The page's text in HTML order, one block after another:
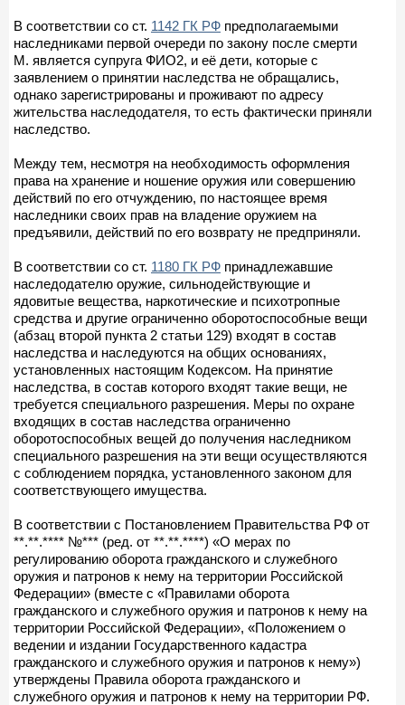
В соответствии со ст. 1142 ГК РФ предполагаемыми
наследниками первой очереди по закону после смерти
М. является супруга ФИО2, и её дети, которые с
заявлением о принятии наследства не обращались,
однако зарегистрированы и проживают по адресу
жительства наследодателя, то есть фактически приняли
наследство.
Между тем, несмотря на необходимость оформления
права на хранение и ношение оружия или совершению
действий по его отчуждению, по настоящее время
наследники своих прав на владение оружием на
предъявили, действий по его возврату не предприняли.
В соответствии со ст. 1180 ГК РФ принадлежавшие
наследодателю оружие, сильнодействующие и
ядовитые вещества, наркотические и психотропные
средства и другие ограниченно оборотоспособные вещи
(абзац второй пункта 2 статьи 129) входят в состав
наследства и наследуются на общих основаниях,
установленных настоящим Кодексом. На принятие
наследства, в состав которого входят такие вещи, не
требуется специального разрешения. Меры по охране
входящих в состав наследства ограниченно
оборотоспособных вещей до получения наследником
специального разрешения на эти вещи осуществляются
с соблюдением порядка, установленного законом для
соответствующего имущества.
В соответствии с Постановлением Правительства РФ от
**.**.**** №*** (ред. от **.**.****) «О мерах по
регулированию оборота гражданского и служебного
оружия и патронов к нему на территории Российской
Федерации» (вместе с «Правилами оборота
гражданского и служебного оружия и патронов к нему на
территории Российской Федерации», «Положением о
ведении и издании Государственного кадастра
гражданского и служебного оружия и патронов к нему»)
утверждены Правила оборота гражданского и
служебного оружия и патронов к нему на территории РФ.